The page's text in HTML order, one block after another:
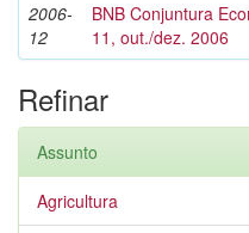
2006-
12
BNB Conjuntura
11, out./dez. 2006
Refinar
Assunto
Agricultura